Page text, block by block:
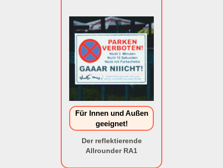
Für Innen und Außen
geeignet!
Der reflektierende
Allrounder RA1